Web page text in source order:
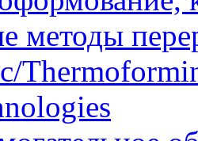
методы